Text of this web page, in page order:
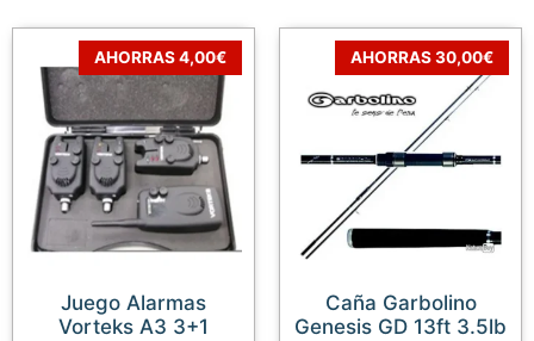
AHORRAS 4,00€
Juego Alarmas
Vorteks A3 3+1
AHORRAS 30,00€
Caña Garbolino
Genesis GD 13ft 3.5lb